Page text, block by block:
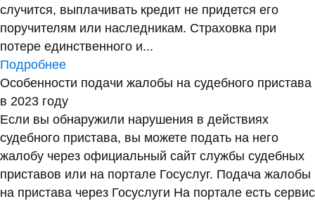
случится, выплачивать кредит не придется его
поручителям или наследникам. Страховка при
потере единственного и...
Подробнее
Особенности подачи жалобы на судебного пристава
в 2023 году
Если вы обнаружили нарушения в действиях
судебного пристава, вы можете подать на него
жалобу через официальный сайт службы судебных
приставов или на портале Госуслуг. Подача жалобы
на пристава через Госуслуги На портале есть сервис